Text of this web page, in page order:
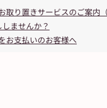
り置きサービスのご案内
ませんか？
お支払いのお客様へ